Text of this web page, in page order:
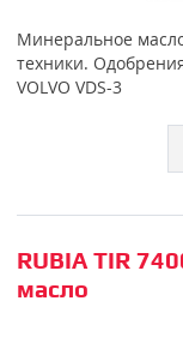
Минеральное
техники.
VOLVO VDS-3
RUBIA TIR
масло